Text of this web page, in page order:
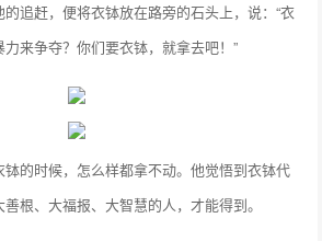
追赶，便将衣钵放在路旁的石头上，说：“衣
来争夺？你们要衣钵，就拿去吧！”
的时候，怎么样都拿不动。他觉悟到衣钵代
根、大福报、大智慧的人，才能得到。